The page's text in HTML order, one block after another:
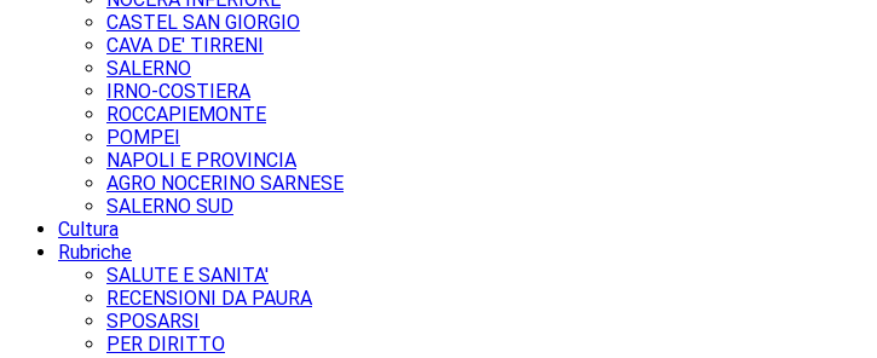
CASTEL SAN GIORGIO
CAVA DE' TIRRENI
SALERNO
IRNO-COSTIERA
ROCCAPIEMONTE
POMPEI
NAPOLI E PROVINCIA
AGRO NOCERINO SARNESE
SALERNO SUD
Cultura
Rubriche
SALUTE E SANITA'
RECENSIONI DA PAURA
SPOSARSI
PER DIRITTO